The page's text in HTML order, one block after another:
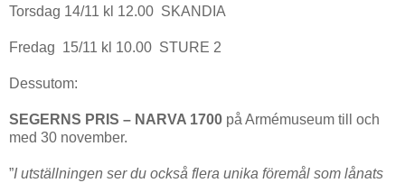
Torsdag 14/11 kl 12.00 SKANDIA
Fredag 15/11 kl 10.00 STURE 2
Dessutom:
SEGERNS PRIS – NARVA 1700 på Armémuseum till och
med 30 november.
”I utställningen ser du också flera unika föremål som lånats